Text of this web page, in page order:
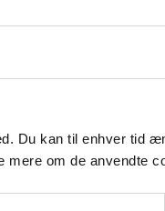
Du kan til enhver tid
om de anvendte